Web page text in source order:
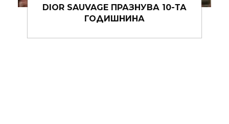
„SKINIMALISM“- РЕСТАРТ ЗА КОЖАТА
ИЛИ ПОРЕДНАТА ТЕНДЕНЦИЯ В